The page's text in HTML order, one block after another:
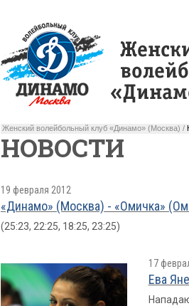
Женский волейбольный клуб «Динамо» (Москва) /
НОВОСТИ
19 февраля 2012
«Динамо» (Москва) - «Омичка»
(25:23, 22:25, 18:25, 23:25)
17
Ева